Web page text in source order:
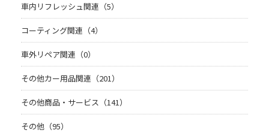
車内リフレッシュ関連（5）
コーティング関連（4）
車外リペア関連（0）
その他カー用品関連（201）
その他商品・サービス（141）
その他（95）